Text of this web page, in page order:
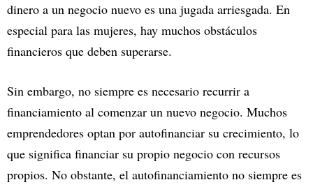
dinero a un negocio nuevo es una jugada arriesgada. En
especial para las mujeres, hay muchos obstáculos
financieros que deben superarse.
Sin embargo, no siempre es necesario recurrir a
financiamiento al comenzar un nuevo negocio. Muchos
emprendedores optan por autofinanciar su crecimiento, lo
que significa financiar su propio negocio con recursos
propios. No obstante, el autofinanciamiento no siempre es